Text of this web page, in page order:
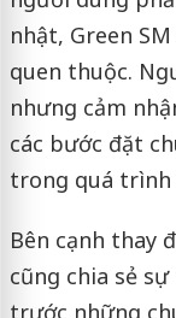
nhật, Green
quen thuộc.
nhưng cảm
các bước đặt
trong quá trình
Bên cạnh thay
cũng chia sẻ
trước những